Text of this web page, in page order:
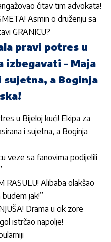
čitav tim advokata!
Asmin o druženju sa
GRANICU?
pravi potres u
izbegavati – Maja
a Boginja
u Bijeloj kući! Ekipa za
i sujetna, a Boginja
veze sa fanovima podijelili
RASULU! Alibaba olakšao
jak!”
Drama u cik zore
istrčao napolje!